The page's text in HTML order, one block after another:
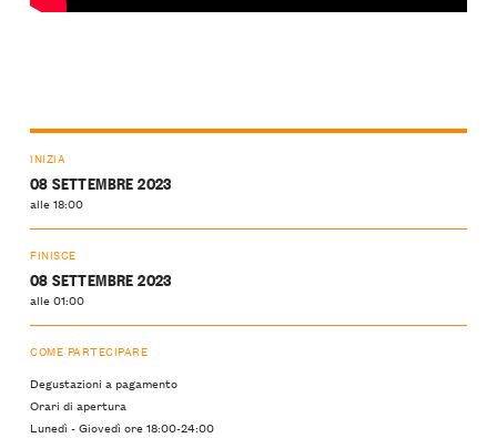
INIZIA
08 SETTEMBRE 2023
alle 18:00
FINISCE
08 SETTEMBRE 2023
alle 01:00
COME PARTECIPARE
Degustazioni a pagamento
Orari di apertura
Lunedì - Giovedì ore 18:00-24:00